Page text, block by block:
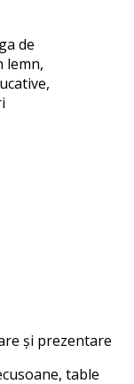
de
lemn,
și prezentare
table